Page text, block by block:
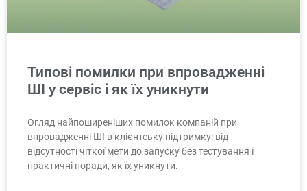
Типові помилки при впровадженні
ШІ у сервіс і як їх уникнути
Огляд найпоширеніших помилок компаній при
впровадженні ШІ в клієнтську підтримку: від
відсутності чіткої мети до запуску без тестування і
практичні поради, як їх уникнути.